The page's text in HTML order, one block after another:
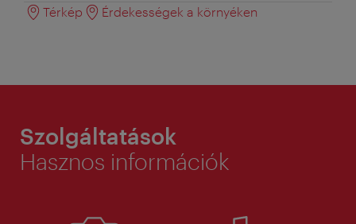
Térkép
Érdekességek a környéken
Szolgáltatások
Hasznos információk